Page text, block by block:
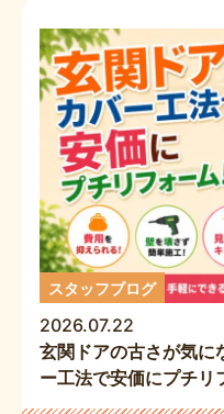
スタッフブログ
2026.07.22
玄関ドアの古さが気に
ー工法で安価にプチリ